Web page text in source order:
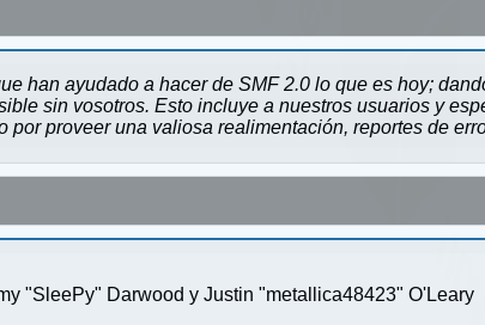
han ayudado a hacer de SMF 2.0 lo que es hoy;
sin vosotros. Esto incluye a nuestros usuarios y
por proveer una valiosa realimentación, reportes de
"SleePy" Darwood y Justin "metallica48423" O'Leary